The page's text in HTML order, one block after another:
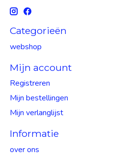
Categorieën
webshop
Mijn account
Registreren
Mijn bestellingen
Mijn verlanglijst
Informatie
over ons